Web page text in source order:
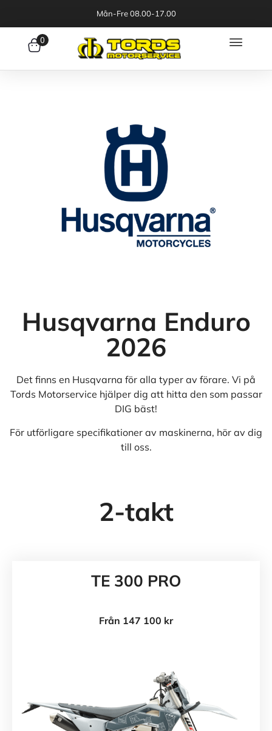
Mån-Fre 08.00-17.00
0
Husqvarna Enduro
2026
Det finns en Husqvarna för alla typer av förare. Vi på
Tords Motorservice hjälper dig att hitta den som passar
DIG bäst!
För utförligare specifikationer av maskinerna, hör av dig
till oss.
2-takt
TE 300 PRO
Från 147 100 kr